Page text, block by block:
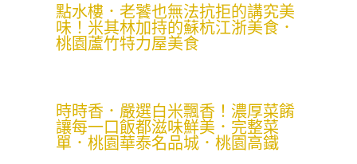
點水樓．老饕也無法抗拒的講究美
味！米其林加持的蘇杭江浙美食．
桃園蘆竹特力屋美食
時時香．嚴選白米飄香！濃厚菜餚
讓每一口飯都滋味鮮美．完整菜
單．桃園華泰名品城．桃園高鐵